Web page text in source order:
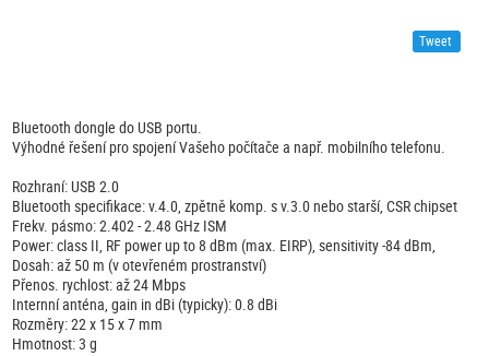
Tweet
Bluetooth dongle do USB portu.
Výhodné řešení pro spojení Vašeho počítače a např. mobilního telefonu.
Rozhraní: USB 2.0
Bluetooth specifikace: v.4.0, zpětně komp. s v.3.0 nebo starší, CSR chipset
Frekv. pásmo: 2.402 - 2.48 GHz ISM
Power: class II, RF power up to 8 dBm (max. EIRP), sensitivity -84 dBm,
Dosah: až 50 m (v otevřeném prostranství)
Přenos. rychlost: až 24 Mbps
Internní anténa, gain in dBi (typicky): 0.8 dBi
Rozměry: 22 x 15 x 7 mm
Hmotnost: 3 g